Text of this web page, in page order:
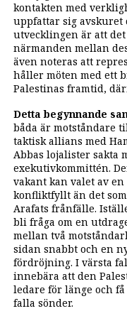
kontakten med
uppfattar sig avskuret
utvecklingen är att
närmanden mellan
även noteras att
håller möten med ett
Palestinas framtid,
Detta begynnande
båda är motståndare
taktisk allians med
Abbas lojalister sakta
exekutivkommittén.
vakant kan valet av
konfliktfyllt än det
Arafats frånfälle.
bli fråga om en
mellan två
sidan snabbt och en
fördröjning. I värsta
innebära att den
ledare för länge och
falla sönder.